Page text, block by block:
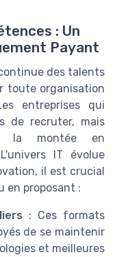
: Un
Payant
des talents
toute organisation
entreprises qui
de recruter, mais
la montée en
IT évolue
il est crucial
en proposant :
: Ces formats
de se maintenir
et meilleures